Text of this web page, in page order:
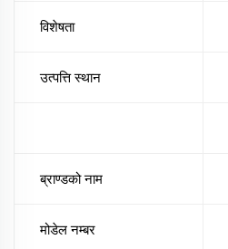
विशेषता
उत्पत्ति स्थान
ब्राण्डको नाम
मोडेल नम्बर